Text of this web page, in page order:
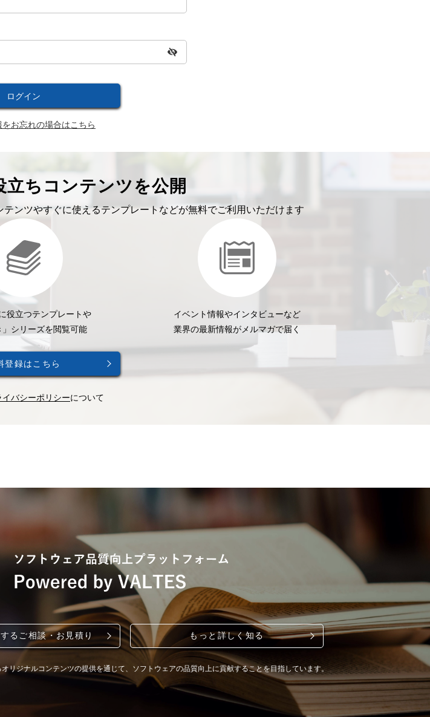
をお忘れの場合はこちら
ちコンテンツを公開
ンツやすぐに使えるテンプレートなどが無料でご利用いただけます
役立つテンプレートや
」シリーズを閲覧可能
イベント情報やインタビューなど
業界の最新情報がメルマガで届く
登録はこちら
イバシーポリシーについて
るご相談・お見積り もっと詳しく知る
ジナルコンテンツの提供を通じて、ソフトウェアの品質向上に貢献することを目指しています。